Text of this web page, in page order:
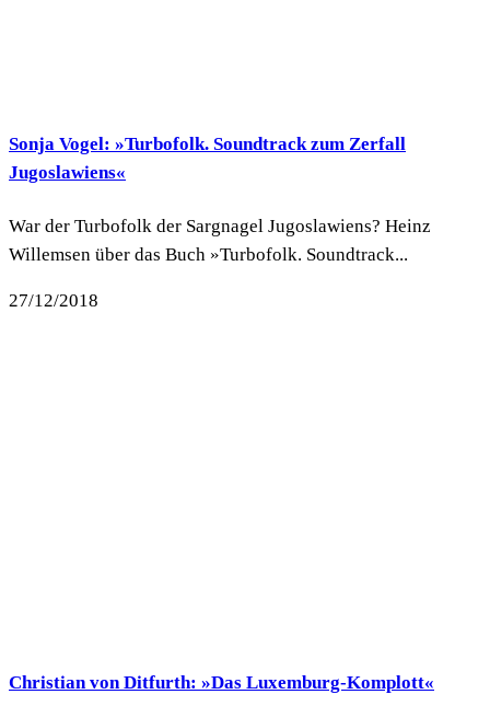
Sonja Vogel: »Turbofolk. Soundtrack zum Zerfall
Jugoslawiens«
War der Turbofolk der Sargnagel Jugoslawiens? Heinz
Willemsen über das Buch »Turbofolk. Soundtrack...
27/12/2018
Christian von Ditfurth: »Das Luxemburg-Komplott«